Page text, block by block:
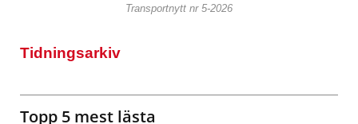
Transportnytt nr 5-2026
Tidningsarkiv
Topp 5 mest lästa